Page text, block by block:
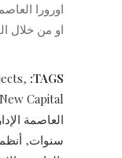
اورورا
او من خلال
TAGS:
,
New Capital العاصمة الإدارية
العاصمة
سنوات,